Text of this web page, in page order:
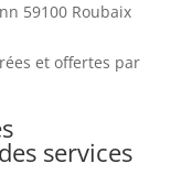
59100 Roubaix
et offertes par
services